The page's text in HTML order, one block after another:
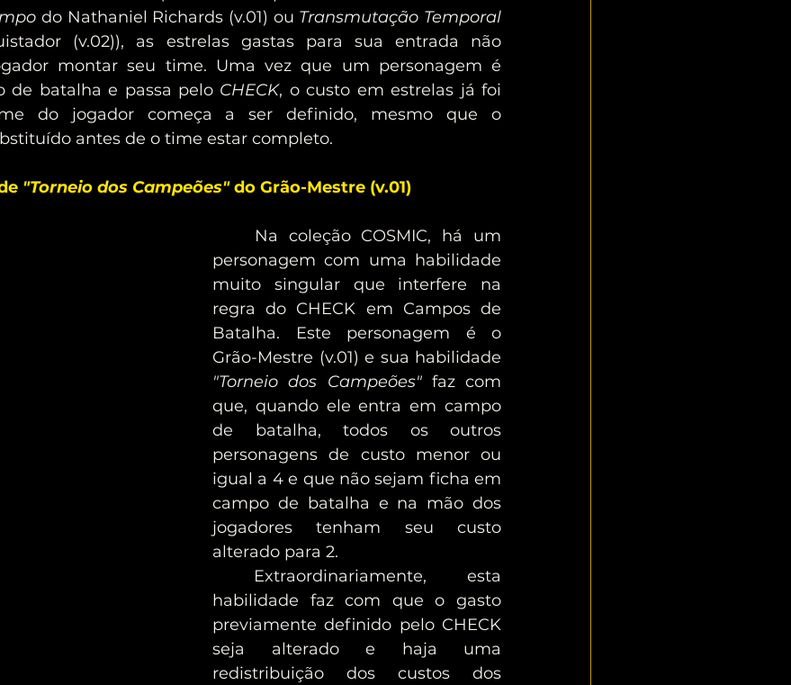
do Nathaniel Richards (v.01) ou Transmutação Temporal
(v.02)), as estrelas gastas para sua entrada não
montar seu time. Uma vez que um personagem é
de batalha e passa pelo CHECK, o custo em estrelas já foi
do jogador começa a ser definido, mesmo que o
antes de o time estar completo.
"Torneio dos Campeões" do Grão-Mestre (v.01)
personagem com uma habilidade
muito singular que interfere na
regra do CHECK em Campos de
Batalha. Este personagem é o
"Torneio dos Campeões" faz com
que, quando ele entra em campo
de batalha, todos os outros
personagens de custo menor ou
igual a 4 e que não sejam ficha em
campo de batalha e na mão dos
jogadores tenham seu custo
alterado para 2.
habilidade faz com que o gasto
previamente definido pelo CHECK
seja alterado e haja uma
redistribuição dos custos dos